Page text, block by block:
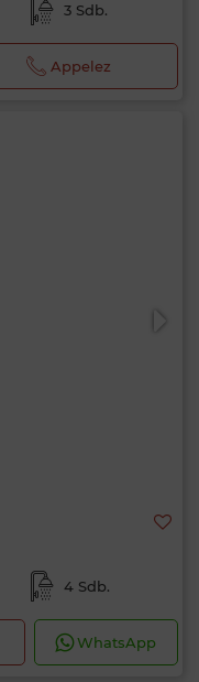
3 Sdb.
Appelez
4 Sdb.
WhatsApp